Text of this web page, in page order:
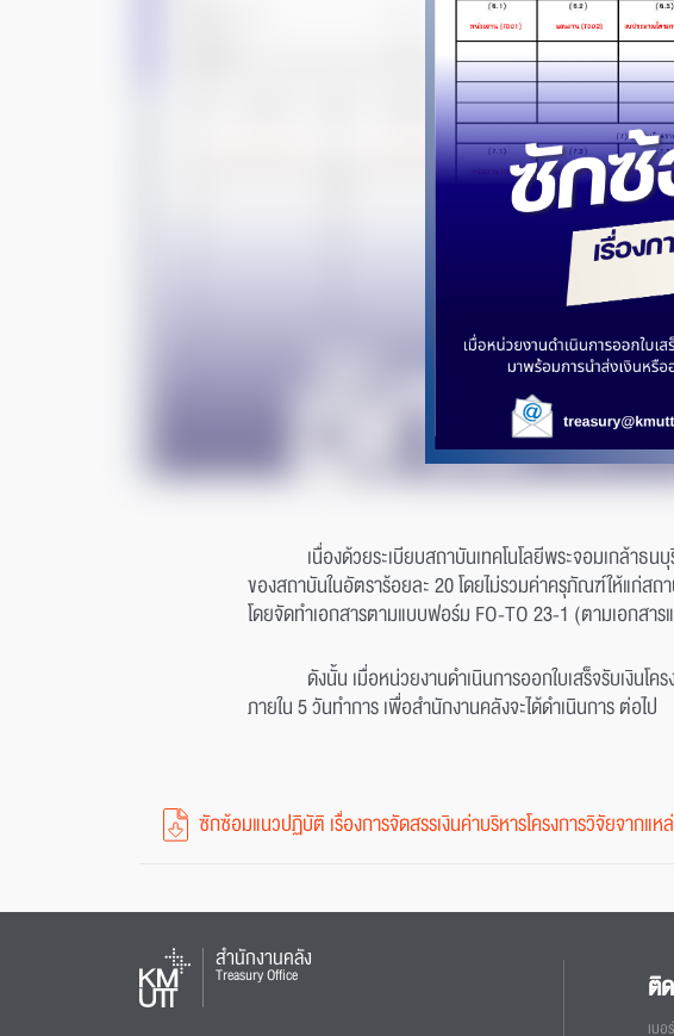
เนื่องด้วยระเบียบสถาบันเทคโนโลยีพระจอมเกล้าธ
ของสถาบันในอัตราร้อยละ 20 โดยไม่รวมค่าครุภัณฑ์ให้แก่ส
โดยจัดทำเอกสารตามแบบฟอร์ม FO-TO 23-1 (ตามเอกสาร
ดังนั้น เมื่อหน่วยงานดำเนินการออกใบเสร็จรับเงินโ
ภายใน 5 วันทำการ เพื่อสำนักงานคลังจะได้ดำเนินการ ต่อไป
ซักซ้อมแนวปฏิบัติ เรื่องการจัดสรรเงินค่าบริหารโครงการวิจัยจากแ
สำนักงานคลัง
Treasury Office ติ
เบ